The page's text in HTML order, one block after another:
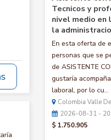
Tecnicos y
nivel medio en
la
En esta oferta de
personas que se
de ASISTENTE
gustaría
laboral, por lo cu...
Colombia Valle
2026-08-31 -
$ 1.750.905